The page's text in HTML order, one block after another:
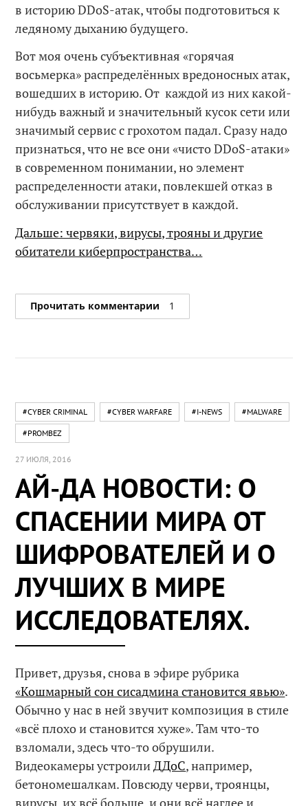
в историю DDoS-атак, чтобы подготовиться к
ледяному дыханию будущего.
Вот моя очень субъективная «горячая
восьмерка» распределённых вредоносных атак,
вошедших в историю. От каждой из них какой-
нибудь важный и значительный кусок сети или
значимый сервис с грохотом падал. Сразу надо
признаться, что не все они «чисто DDoS-атаки»
в современном понимании, но элемент
распределенности атаки, повлекшей отказ в
обслуживании присутствует в каждой.
Дальше: червяки, вирусы, трояны и другие
обитатели киберпространства…
Прочитать комментарии 1
#CYBER CRIMINAL #CYBER WARFARE #I-NEWS #MALWARE
#PROMBEZ
27 ИЮЛЯ, 2016
АЙ-ДА НОВОСТИ: О
СПАСЕНИИ МИРА ОТ
ШИФРОВАТЕЛЕЙ И О
ЛУЧШИХ В МИРЕ
ИССЛЕДОВАТЕЛЯХ.
Привет, друзья, снова в эфире рубрика
«Кошмарный сон сисадмина становится явью».
Обычно у нас в ней звучит композиция в стиле
«всё плохо и становится хуже». Там что-то
взломали, здесь что-то обрушили.
Видеокамеры устроилиДДоС, например,
бетономешалкам. Повсюду черви, троянцы,
вирусы, их всё больше, и они всё наглее и